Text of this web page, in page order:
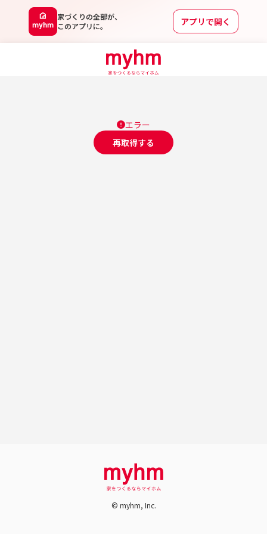
家づくりの全部が、
このアプリに。
アプリで開く
エラー
再取得する
© myhm, Inc.